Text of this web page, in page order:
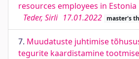
resources employees in Estonia
Teder, Sirli 17.01.2022 master's
7. Muudatuste juhtimise
tegurite kaardistamine